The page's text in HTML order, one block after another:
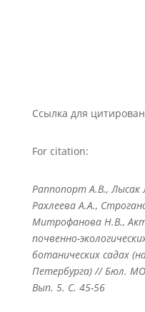
Ссылка для
For citation:
Раппопорт А.В., Лысак
Рахлеева А.А.,
Митрофанова Н.В.,
почвенно-
ботанических садах
Петербурга) // Бюл.
Вып. 5. С. 45-56